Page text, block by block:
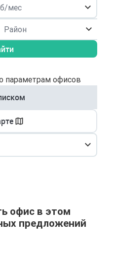
Район
параметрам офисов
офис в этом
предложений